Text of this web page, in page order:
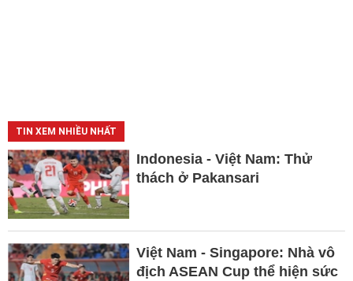
TIN XEM NHIỀU NHẤT
Indonesia - Việt Nam: Thử
thách ở Pakansari
Việt Nam - Singapore: Nhà vô
địch ASEAN Cup thể hiện sức